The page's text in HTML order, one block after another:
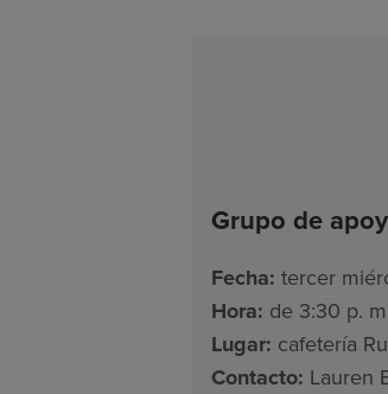
Grupo de
Fecha: tercer
Hora: de 3:30 p.
Lugar: cafetería
Contacto: Lauren